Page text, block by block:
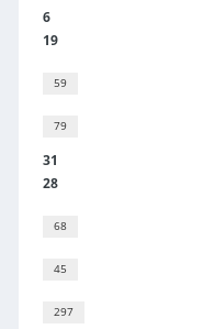
6
19
59
79
31
28
68
45
297